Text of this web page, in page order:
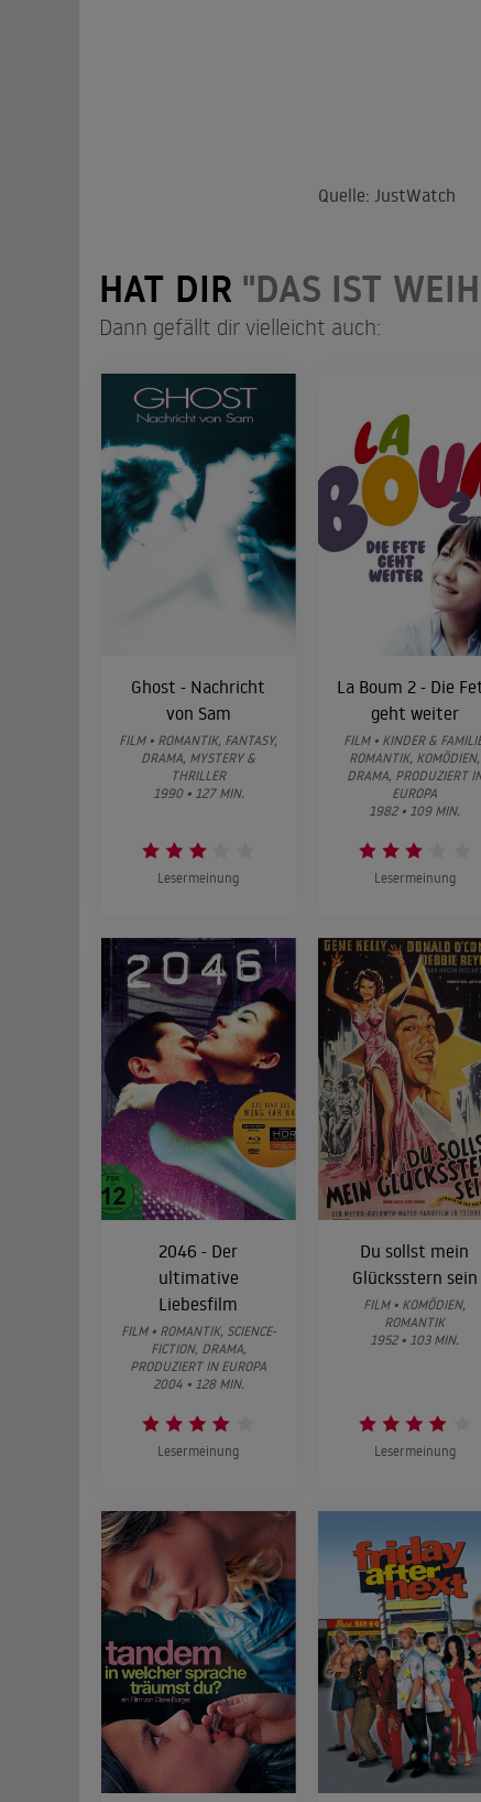
Quelle: JustWatch
HAT DIR "DAS IST
Dann gefällt dir vielleicht auch:
Ghost - Nachricht
von Sam
FILM • ROMANTIK, FANTASY,
DRAMA, MYSTERY &
THRILLER
1990 • 127 MIN.
Lesermeinung
La Boum 2 - Die
geht weiter
FILM • KINDER &
ROMANTIK, KOMÖDIEN,
DRAMA, PRODUZIERT
EUROPA
1982 • 109 MIN.
Lesermeinung
2046 - Der
ultimative
Liebesfilm
FILM • ROMANTIK, SCIENCE-
FICTION, DRAMA,
PRODUZIERT IN EUROPA
2004 • 128 MIN.
Lesermeinung
Du sollst mein
Glücksstern sein
FILM • KOMÖDIEN,
ROMANTIK
1952 • 103 MIN.
Lesermeinung